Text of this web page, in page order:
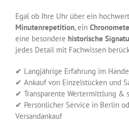
Egal ob Ihre Uhr über ein
Minutenrepetition, ein
eine besondere historische
jedes Detail mit Fachwissen
✔ Langjährige Erfahrung im
✔ Ankauf von Einzelstücken und
✔ Transparente Wertermittlung &
✔ Persönlicher Service in Berlin
Versandankauf